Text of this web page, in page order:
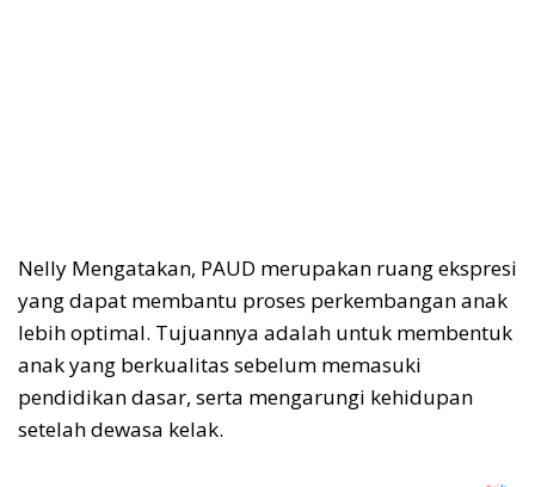
Nelly Mengatakan, PAUD merupakan ruang ekspresi
yang dapat membantu proses perkembangan anak
lebih optimal. Tujuannya adalah untuk membentuk
anak yang berkualitas sebelum memasuki
pendidikan dasar, serta mengarungi kehidupan
setelah dewasa kelak.